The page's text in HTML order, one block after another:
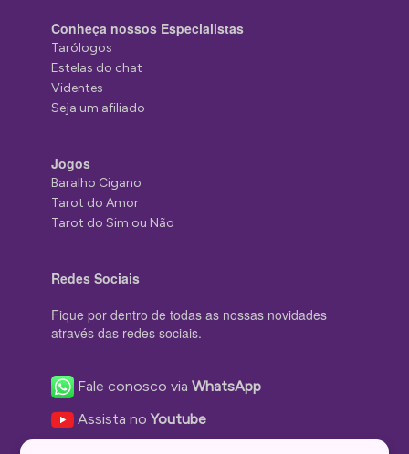
Conheça nossos Especialistas
Tarólogos
Estelas do chat
Videntes
Seja um afiliado
Jogos
Baralho Cigano
Tarot do Amor
Tarot do Sim ou Não
Redes Sociais
Fique por dentro de todas as nossas novidades
através das redes sociais.
Fale conosco viaWhatsApp
Assista noYoutube